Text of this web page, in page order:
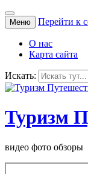
Меню Перейти к
О нас
Карта сайта
Искать:
Туризм
видео фото обзоры